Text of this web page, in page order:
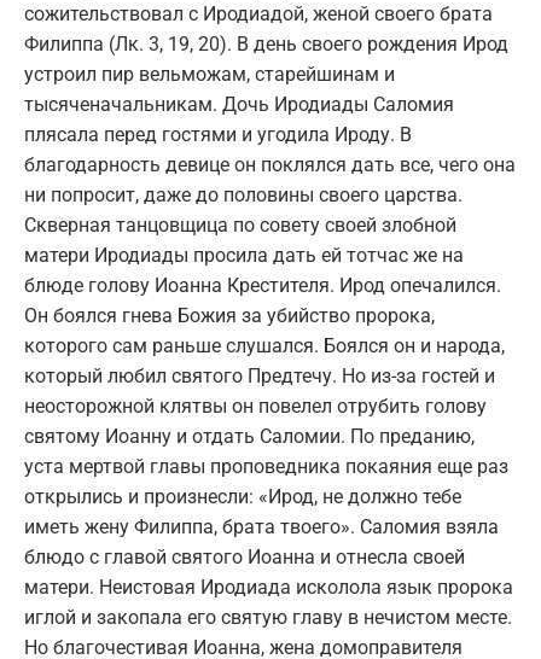
сожительствовал с Иродиадой, женой своего брата
Филиппа (Лк. 3, 19, 20). В день своего рождения Ирод
устроил пир вельможам, старейшинам и
тысяченачальникам. Дочь Иродиады Саломия
плясала перед гостями и угодила Ироду. В
благодарность девице он поклялся дать все, чего она
ни попросит, даже до половины своего царства.
Скверная танцовщица по совету своей злобной
матери Иродиады просила дать ей тотчас же на
блюде голову Иоанна Крестителя. Ирод опечалился.
Он боялся гнева Божия за убийство пророка,
которого сам раньше слушался. Боялся он и народа,
который любил святого Предтечу. Но из-за гостей и
неосторожной клятвы он повелел отрубить голову
святому Иоанну и отдать Саломии. По преданию,
уста мертвой главы проповедника покаяния еще раз
открылись и произнесли: «Ирод, не должно тебе
иметь жену Филиппа, брата твоего». Саломия взяла
блюдо с главой святого Иоанна и отнесла своей
матери. Неистовая Иродиада исколола язык пророка
иглой и закопала его святую главу в нечистом месте.
Но благочестивая Иоанна, жена домоправителя